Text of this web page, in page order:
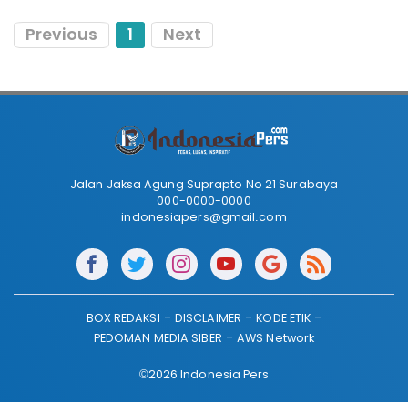
Previous 1 Next
Jalan Jaksa Agung Suprapto No 21 Surabaya
000-0000-0000
indonesiapers@gmail.com
BOX REDAKSI DISCLAIMER
KODE ETIK
PEDOMAN MEDIA SIBER
AWS Network
©2026 Indonesia Pers